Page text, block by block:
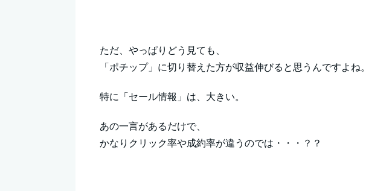
ただ、やっぱりどう見ても、
「ポチップ」に切り替えた方が収益伸びると思うんですよね。
特に「セール情報」は、大きい。
あの一言があるだけで、
かなりクリック率や成約率が違うのでは・・・？？